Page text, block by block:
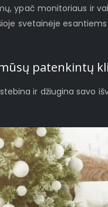
ypač monitoriaus ir
svetainėje
patenkintų
ir džiugina savo